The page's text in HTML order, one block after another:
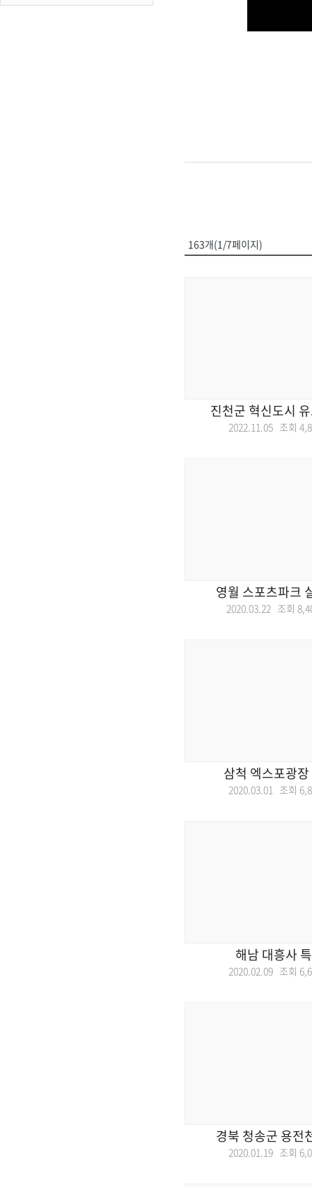
163개(1/7페이지)
진천군 혁신도시
2022.11.05 조회
영월 스포츠파크
2020.03.22 조회
삼척 엑스포광
2020.03.01 조회
해남 대흥사
2020.02.09 조회
경북 청송군 용전
2020.01.19 조회